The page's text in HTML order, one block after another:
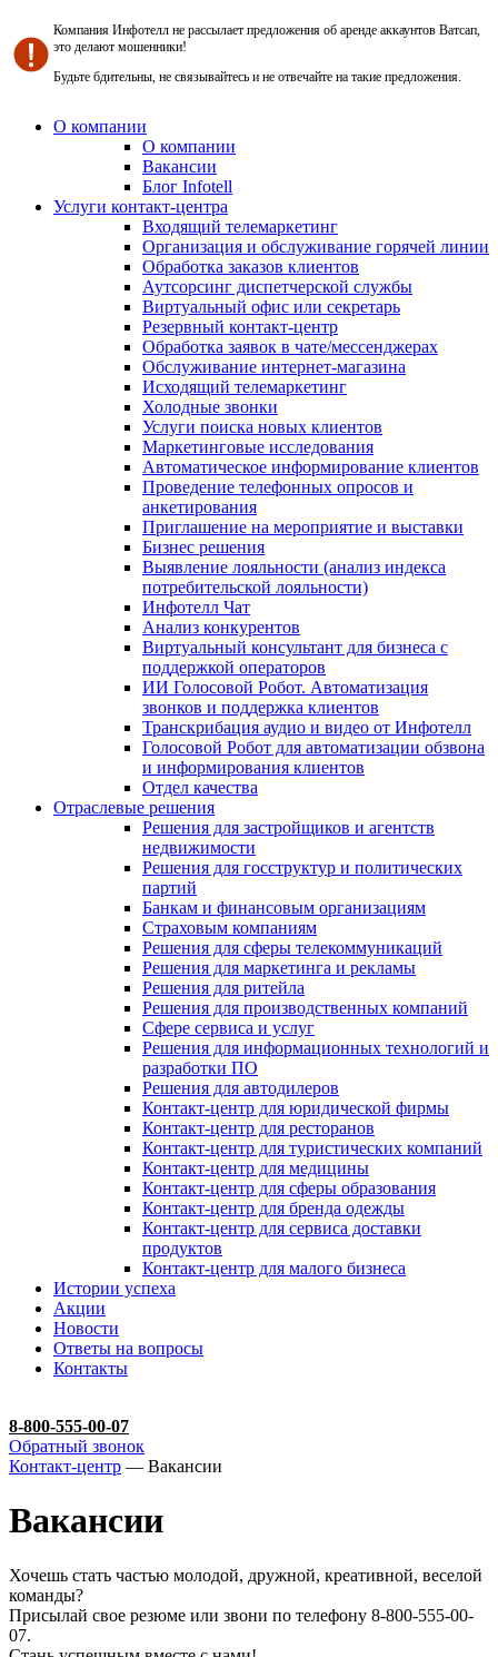
Компания Инфотелл не рассылает предложения об аренде аккаунтов Ватсап,
это делают мошенники!
Будьте бдительны, не связывайтесь и не отвечайте на такие предложения.
О компании
О компании
Вакансии
Блог Infotell
Услуги контакт-центра
Входящий телемаркетинг
Организация и обслуживание горячей линии
Обработка заказов клиентов
Аутсорсинг диспетчерской службы
Виртуальный офис или секретарь
Резервный контакт-центр
Обработка заявок в чате/мессенджерах
Обслуживание интернет-магазина
Исходящий телемаркетинг
Холодные звонки
Услуги поиска новых клиентов
Маркетинговые исследования
Автоматическое информирование клиентов
Проведение телефонных опросов и
анкетирования
Приглашение на мероприятие и выставки
Бизнес решения
Выявление лояльности (анализ индекса
потребительской лояльности)
Инфотелл Чат
Анализ конкурентов
Виртуальный консультант для бизнеса с
поддержкой операторов
ИИ Голосовой Робот. Автоматизация
звонков и поддержка клиентов
Транскрибация аудио и видео от Инфотелл
Голосовой Робот для автоматизации обзвона
и информирования клиентов
Отдел качества
Отраслевые решения
Решения для застройщиков и агентств
недвижимости
Решения для госструктур и политических
партий
Банкам и финансовым организациям
Страховым компаниям
Решения для сферы телекоммуникаций
Решения для маркетинга и рекламы
Решения для ритейла
Решения для производственных компаний
Сфере сервиса и услуг
Решения для информационных технологий и
разработки ПО
Решения для автодилеров
Контакт-центр для юридической фирмы
Контакт-центр для ресторанов
Контакт-центр для туристических компаний
Контакт-центр для медицины
Контакт-центр для сферы образования
Контакт-центр для бренда одежды
Контакт-центр для сервиса доставки
продуктов
Контакт-центр для малого бизнеса
Истории успеха
Акции
Новости
Ответы на вопросы
Контакты
8-800-555-00-07
Обратный звонок
Контакт-центр — Вакансии
Вакансии
Хочешь стать частью молодой, дружной, креативной, веселой
команды?
Присылай свое резюме или звони по телефону 8-800-555-00-
07.